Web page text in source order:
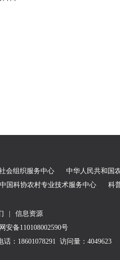
会组织服务中心 中华人民共和国
中国科协农村专业技术服务中心 科
信息资源
安备110108002590号
话：18601078291 访问量： 4049623